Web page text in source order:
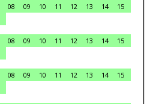
08 09 10 11 12 13 14
15
08 09 10 11 12 13 14
15
08 09 10 11 12 13 14
15